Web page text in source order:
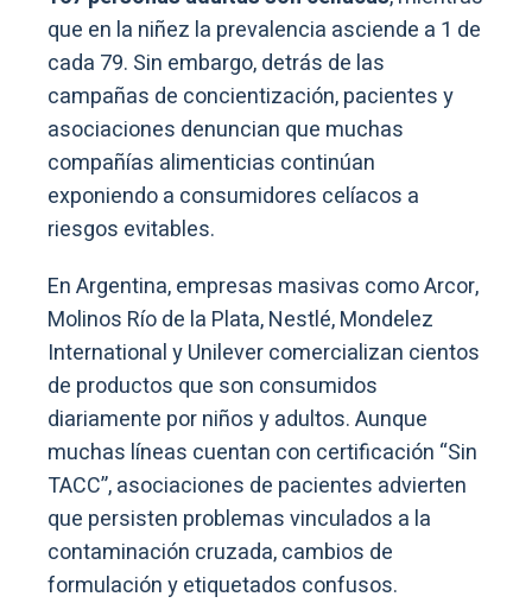
que en la niñez la prevalencia asciende a 1 de
cada 79. Sin embargo, detrás de las
campañas de concientización, pacientes y
asociaciones denuncian que muchas
compañías alimenticias continúan
exponiendo a consumidores celíacos a
riesgos evitables.
En Argentina, empresas masivas como Arcor,
Molinos Río de la Plata, Nestlé, Mondelez
International y Unilever comercializan cientos
de productos que son consumidos
diariamente por niños y adultos. Aunque
muchas líneas cuentan con certificación “Sin
TACC”, asociaciones de pacientes advierten
que persisten problemas vinculados a la
contaminación cruzada, cambios de
formulación y etiquetados confusos.